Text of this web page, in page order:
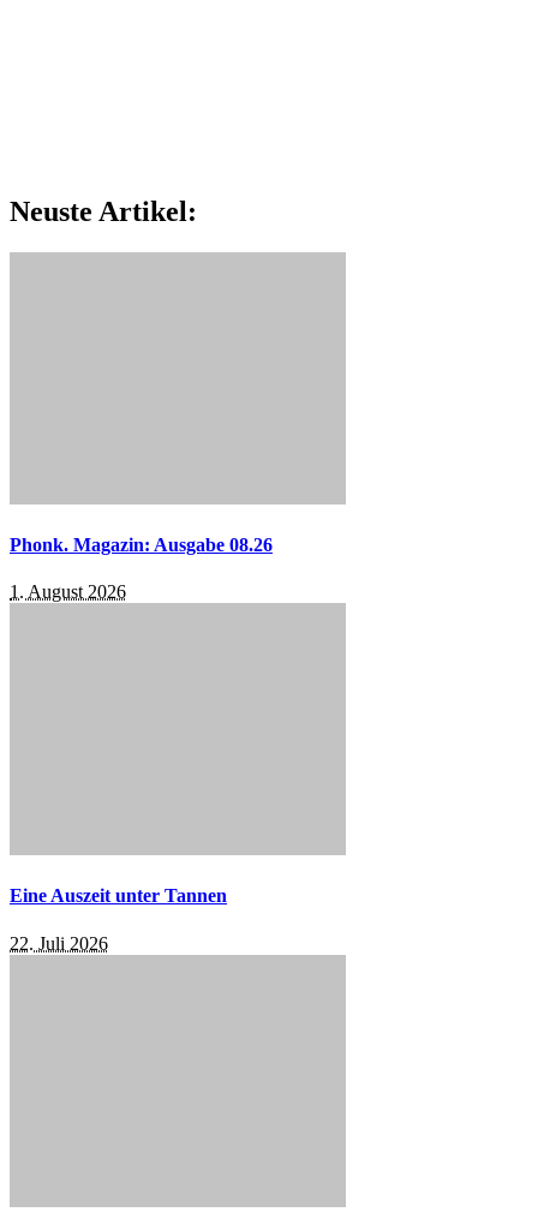
Neuste Artikel:
Phonk. Magazin: Ausgabe 08.26
1. August 2026
Eine Auszeit unter Tannen
22. Juli 2026